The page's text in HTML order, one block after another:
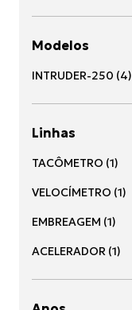
Modelos
INTRUDER-250 (4)
Linhas
TACÔMETRO (1)
VELOCÍMETRO (1)
EMBREAGEM (1)
ACELERADOR (1)